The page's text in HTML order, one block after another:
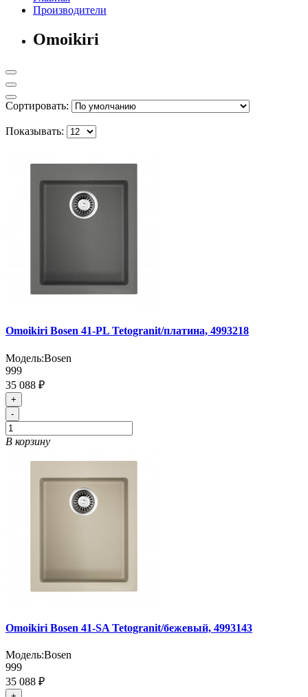
Производители
Omoikiri
Сортировать:
Показывать:
Omoikiri Bosen 41-PL Tetogranit/платина, 4993218
Модель:Bosen
999
35 088 ₽
+
-
В корзину
Omoikiri Bosen 41-SA Tetogranit/бежевый, 4993143
Модель:Bosen
999
35 088 ₽